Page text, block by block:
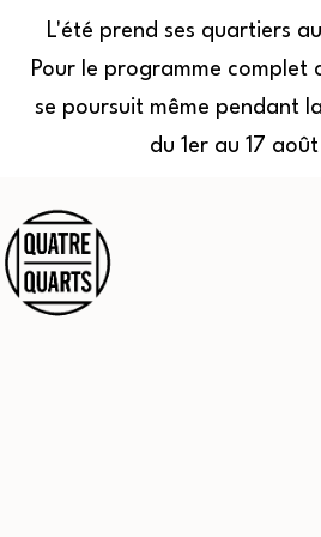
L'été prend ses quartiers
Pour le programme complet
se poursuit même pendant
du 1er au 17
au
contenu